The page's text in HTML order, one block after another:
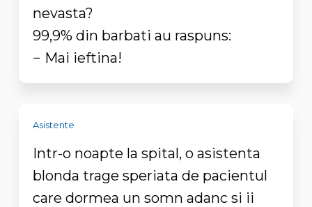
nevasta?
99,9% din barbati au raspuns:
− Mai ieftina!
Asistente
Intr-o noapte la spital, o asistenta
blonda trage speriata de pacientul
care dormea un somn adanc si ii